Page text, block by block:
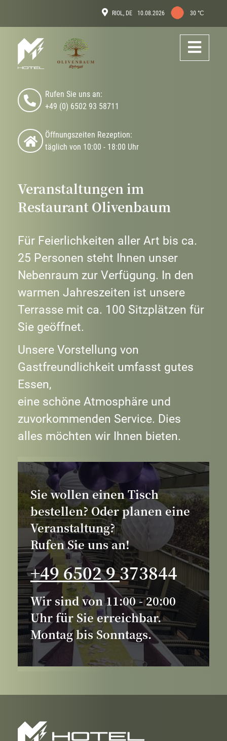
content
Aktuelles
Wetter
RIOL, DE 10.08.2026 30 °С
Rufen Sie uns an:
+49 (0) 6502 93 58711
Öffnungszeiten Rezeption:
täglich von 10:00 - 18:00 Uhr
Veranstaltungen im
Restaurant Olivenbaum
Für Feierlichkeiten aller Art bis ca.
25 Personen steht Ihnen unser
Nebenraum zur Verfügung. In den
warmen Jahreszeiten ist unsere
Terrasse mit ca. 100 Sitzplätzen für
Sie geöffnet.
Unsere Vorstellung von
Gastfreundlichkeit umfasst gutes
Essen,
eine schöne Atmosphäre und
zuvorkommenden Service. Dies
alles möchten wir Ihnen bieten.
Tisch/Veranstaltung
bestellen
Sie wollen einen Tisch
bestellen? Oder planen eine
Veranstaltung?
Rufen Sie uns an!
+49 6502 9373844
Wir sind von 11:00 - 20:00
Uhr für Sie erreichbar.
Montag bis Sonntags.